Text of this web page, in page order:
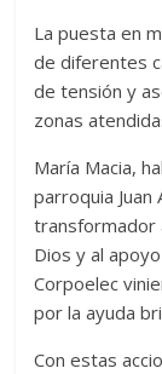
La puesta en
de diferentes
de tensión y
zonas
María Macia,
parroquia
transformador
Dios y al
Corpoelec
por la ayuda
Con estas